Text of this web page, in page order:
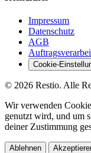
Impressum
Datenschutz
AGB
Cookie-
© 2026 Restio. Alle
Wir verwenden
genutzt wird, und um
deiner Zustimmung
Ablehnen